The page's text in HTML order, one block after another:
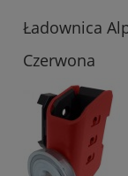
Ładownica
Czerwona